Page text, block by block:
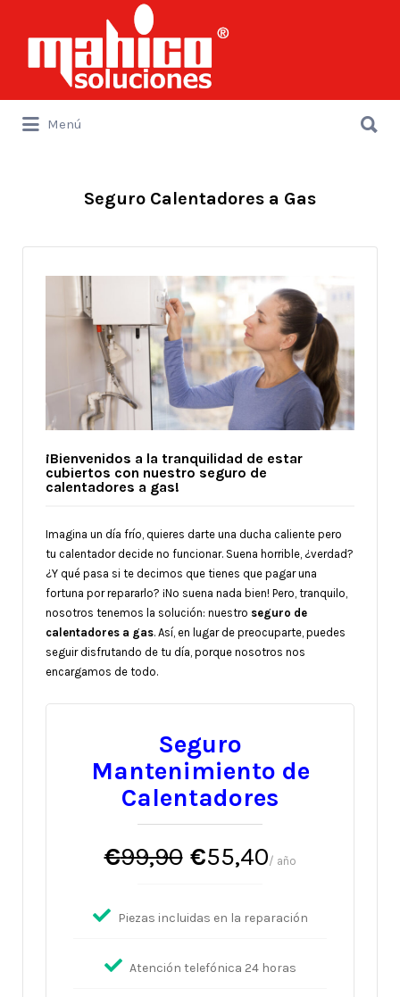
por:
Menú
por:
Seguro Calentadores a Gas
¡Bienvenidos a la tranquilidad de estar
cubiertos con nuestro seguro de
calentadores a gas!
Imagina un día frío, quieres darte una ducha caliente pero
tu calentador decide no funcionar. Suena horrible, ¿verdad?
¿Y qué pasa si te decimos que tienes que pagar una
fortuna por repararlo? ¡No suena nada bien! Pero, tranquilo,
nosotros tenemos la solución: nuestro seguro de
calentadores a gas. Así, en lugar de preocuparte, puedes
seguir disfrutando de tu día, porque nosotros nos
encargamos de todo.
Seguro
Mantenimiento de
Calentadores
€99,90 €55,40/ año
Piezas incluidas en la reparación
Atención telefónica 24 horas